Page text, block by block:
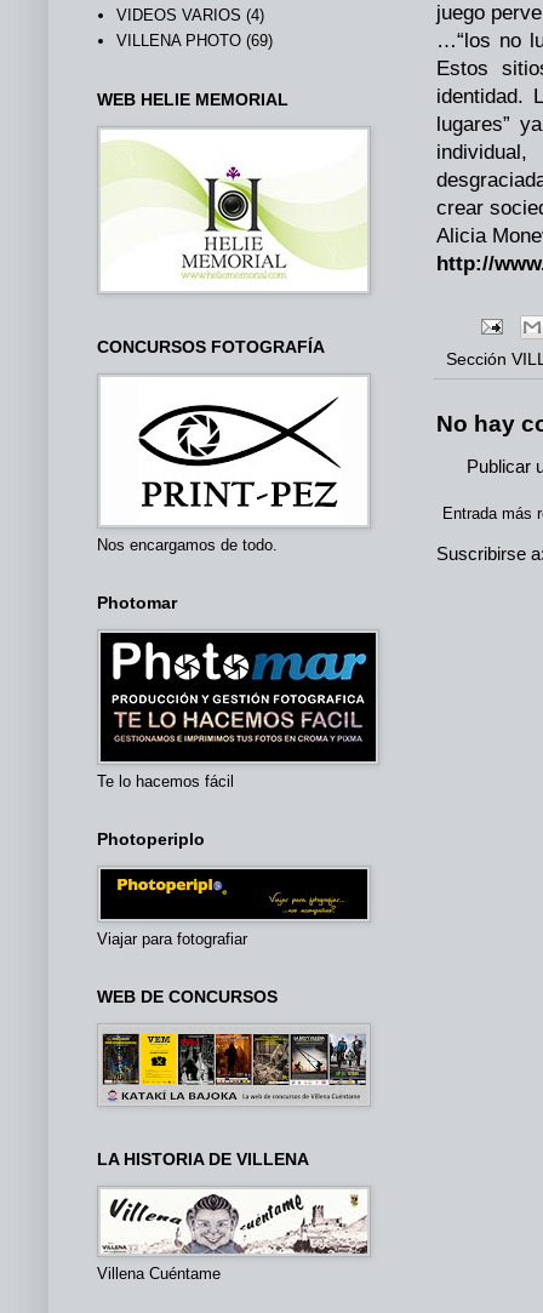
juego
…“los no
Estos
identidad.
lugares”
crear
Alicia
http://
Sección
No hay
Publicar
Entrada más
Suscribirse
VIDEOS VARIOS (4)
VILLENA PHOTO (69)
WEB HELIE MEMORIAL
CONCURSOS FOTOGRAFÍA
Nos encargamos de todo.
Photomar
Te lo hacemos fácil
Photoperiplo
Viajar para fotografiar
WEB DE CONCURSOS
LA HISTORIA DE VILLENA
Villena Cuéntame